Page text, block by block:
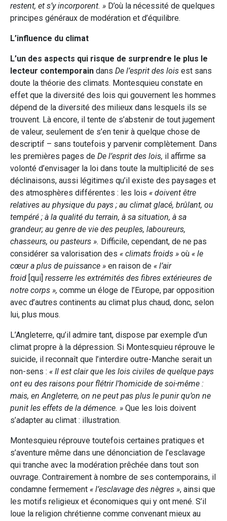
restent, et s’y incorporent. » D’où la nécessité de quelques
principes généraux de modération et d’équilibre.
L’influence du climat
L’un des aspects qui risque de surprendre le plus le
lecteur contemporain dans De l’esprit des lois est sans
doute la théorie des climats. Montesquieu constate en
effet que la diversité des lois qui gouvernent les hommes
dépend de la diversité des milieux dans lesquels ils se
trouvent. Là encore, il tente de s’abstenir de tout jugement
de valeur, seulement de s’en tenir à quelque chose de
descriptif – sans toutefois y parvenir complètement. Dans
les premières pages de De l’esprit des lois, il affirme sa
volonté d’envisager la loi dans toute la multiplicité de ses
déclinaisons, aussi légitimes qu’il existe des paysages et
des atmosphères différentes : les lois « doivent être
relatives au physique du pays ; au climat glacé, brûlant, ou
tempéré ; à la qualité du terrain, à sa situation, à sa
grandeur; au genre de vie des peuples, laboureurs,
chasseurs, ou pasteurs ». Difficile, cependant, de ne pas
considérer sa valorisation des « climats froids » où « le
cœur a plus de puissance » en raison de « l’air
froid [qui] resserre les extrémités des fibres extérieures de
notre corps », comme un éloge de l’Europe, par opposition
avec d’autres continents au climat plus chaud, donc, selon
lui, plus mous.
L’Angleterre, qu’il admire tant, dispose par exemple d’un
climat propre à la dépression. Si Montesquieu réprouve le
suicide, il reconnaît que l’interdire outre-Manche serait un
non-sens : « Il est clair que les lois civiles de quelque pays
ont eu des raisons pour flétrir l’homicide de soi-même :
mais, en Angleterre, on ne peut pas plus le punir qu’on ne
punit les effets de la démence. » Que les lois doivent
s’adapter au climat : illustration.
Montesquieu réprouve toutefois certaines pratiques et
s’aventure même dans une dénonciation de l’esclavage
qui tranche avec la modération prêchée dans tout son
ouvrage. Contrairement à nombre de ses contemporains, il
condamne fermement « l’esclavage des nègres », ainsi que
les motifs religieux et économiques qui y ont mené. S’il
loue la religion chrétienne comme convenant mieux au